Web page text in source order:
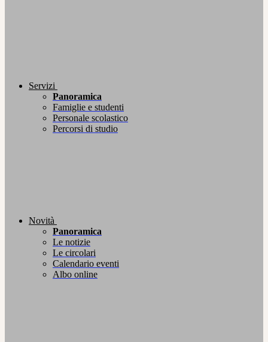
Servizi
Panoramica
Famiglie e studenti
Personale scolastico
Percorsi di studio
Novità
Panoramica
Le notizie
Le circolari
Calendario eventi
Albo online